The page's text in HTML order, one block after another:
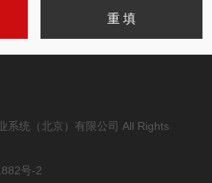
系统（北京）有限公司 All Rights
号-2